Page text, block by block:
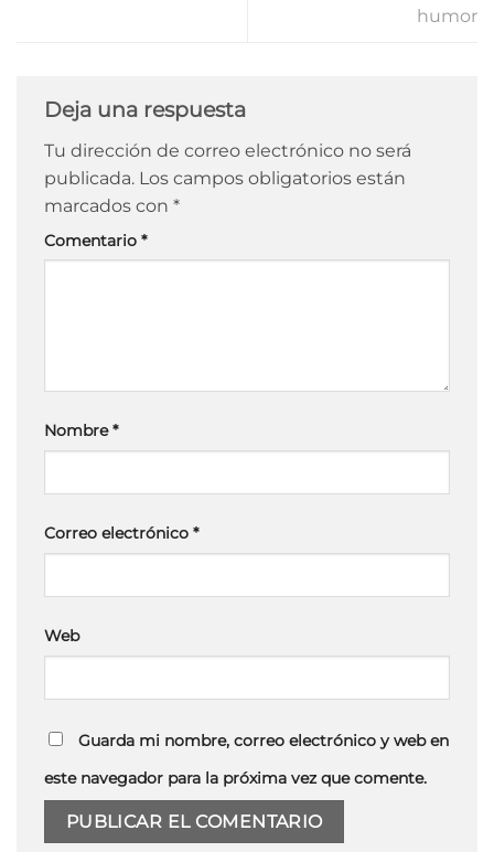
humor
Deja una respuesta
Tu dirección de correo electrónico no será
publicada. Los campos obligatorios están
marcados con *
Comentario *
Nombre*
Correo electrónico *
Web
Guarda mi nombre, correo electrónico y web en
este navegador para la próxima vez que comente.